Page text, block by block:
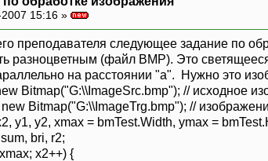
15:16 »
преподавателя следующее задание по
разноцветным (файл BMP). Это
на расстоянии "a". Нужно это
Bitmap("G:\\ImageSrc.bmp"); // исходное
Bitmap("G:\\ImageTrg.bmp"); //
y1, y2, xmax = bmTest.Width, ymax =
bri, r2;
x2++) {